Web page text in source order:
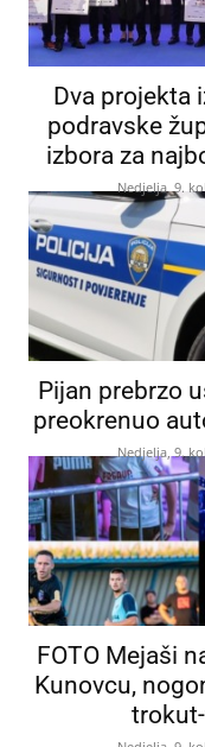
Dva projekta
podravske
izbora za
Nedjelja, 9.
Pijan prebrzo
preokrenuo
Nedjelja, 9.
FOTO Mejaši
Kunovcu,